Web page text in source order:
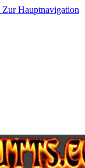
Zur Hauptnavigation